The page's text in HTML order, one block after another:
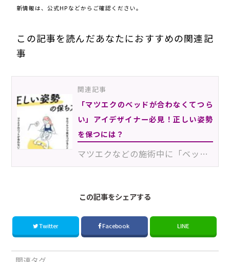
新情報は、公式HPなどからご確認ください。
この記事を読んだあなたにおすすめの関連記
事
関連記事
「マツエクのベッドが合わなくてつら
い」アイデザイナー必見！正しい姿勢
を保つには？
マツエクなどの施術中に「ベッドの角度が合わなくてつらい」「体勢がしんどい…」と感じたことはありません…
この記事をシェアする
Twitter Facebook LINE